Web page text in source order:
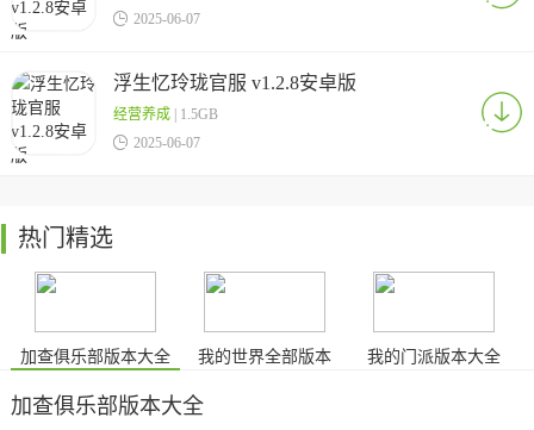
 2025-06-07
浮生忆玲珑官服 v1.2.8安卓版
经营养成| 1.5GB
 2025-06-07
热门精选
加查俱乐部版本大全 我的世界全部版本 我的门派版本大全
加查俱乐部版本大全